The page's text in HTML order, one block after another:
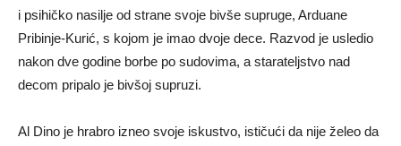
i psihičko nasilje od strane svoje bivše supruge, Arduane
Pribinje-Kurić, s kojom je imao dvoje dece. Razvod je usledio
nakon dve godine borbe po sudovima, a starateljstvo nad
decom pripalo je bivšoj supruzi.
Al Dino je hrabro izneo svoje iskustvo, ističući da nije želeo da